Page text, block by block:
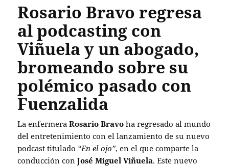
Rosario Bravo regresa
al podcasting con
Viñuela y un abogado,
bromeando sobre su
polémico pasado con
Fuenzalida
La enfermeraRosario Bravo ha regresado al mundo
del entretenimiento con el lanzamiento de su nuevo
podcast titulado “En el ojo”, en el que comparte la
conducción conJosé Miguel Viñuela. Este nuevo